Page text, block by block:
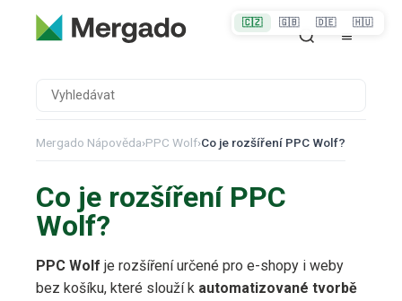
Mergado Nápověda›PPC Wolf›Co je rozšíření PPC Wolf?
Co je rozšíření PPC
Wolf?
PPC Wolf je rozšíření určené pro e-shopy i weby
bez košíku, které slouží k automatizované tvorbě
🇨🇿 🇬🇧 🇩🇪 🇭🇺